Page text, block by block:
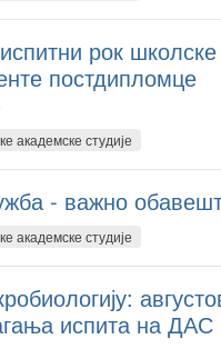
рок
постдипломце
академске студије
- важно
академске студије
испита на